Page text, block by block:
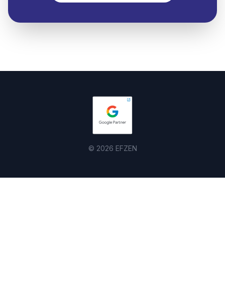
© 2026 EFZEN